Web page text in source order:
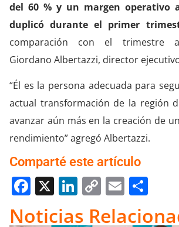
del 60 % y un margen operativo
duplicó durante el primer
comparación con el trimestre
Giordano Albertazzi, director
“Él es la persona adecuada para
actual transformación de la región
avanzar aún más en la creación de
rendimiento” agregó Albertazzi.
Comparté este artículo
Facebook
X LinkedIn
Copy
Link
Email
Noticias